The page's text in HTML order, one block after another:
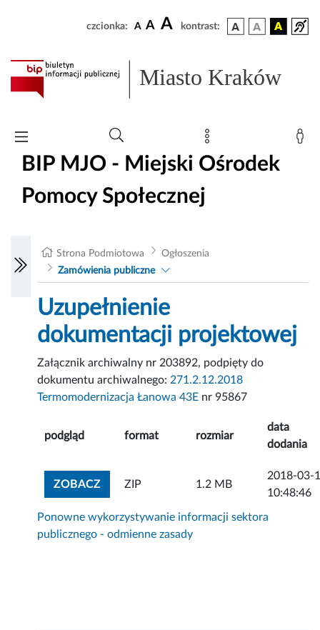
czcionka: A A A kontrast:
Miasto Kraków
BIP MJO - Miejski Ośrodek
Pomocy Społecznej
Strona Podmiotowa
Ogłoszenia
Zamówienia publiczne
Uzupełnienie
dokumentacji projektowej
Załącznik archiwalny nr 203892, podpięty do
dokumentu archiwalnego: 271.2.12.2018
Termomodernizacja Łanowa 43E nr 95867
podgląd format rozmiar
data
dodania
ZOBACZZOBACZ ZAŁĄCZNIK
ZIP 1.2 MB
2018-03-
10:48:46
Ponowne wykorzystywanie informacji sektora
publicznego - odmienne zasady